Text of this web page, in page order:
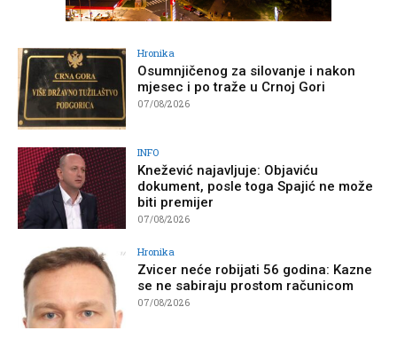
Hronika
Osumnjičenog za silovanje i nakon
mjesec i po traže u Crnoj Gori
07/08/2026
INFO
Knežević najavljuje: Objaviću
dokument, posle toga Spajić ne može
biti premijer
07/08/2026
Hronika
Zvicer neće robijati 56 godina: Kazne
se ne sabiraju prostom računicom
07/08/2026